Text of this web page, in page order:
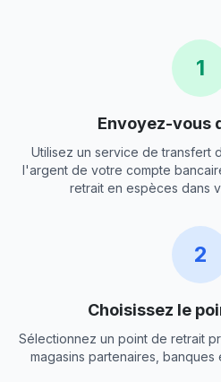
1
Envoyez-vous
Utilisez un service de transfert
l'argent de votre compte
retrait en espèces dans
2
Choisissez le
Sélectionnez un point de retrait
magasins partenaires,